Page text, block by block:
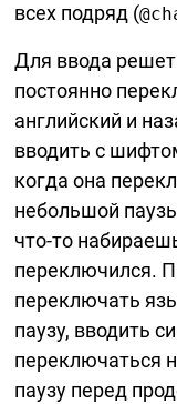
всех подряд (
Для ввода
постоянно
английский и
вводить с
когда она
небольшой
что-то
переключился.
переключать
паузу, вводить
переключаться
паузу перед